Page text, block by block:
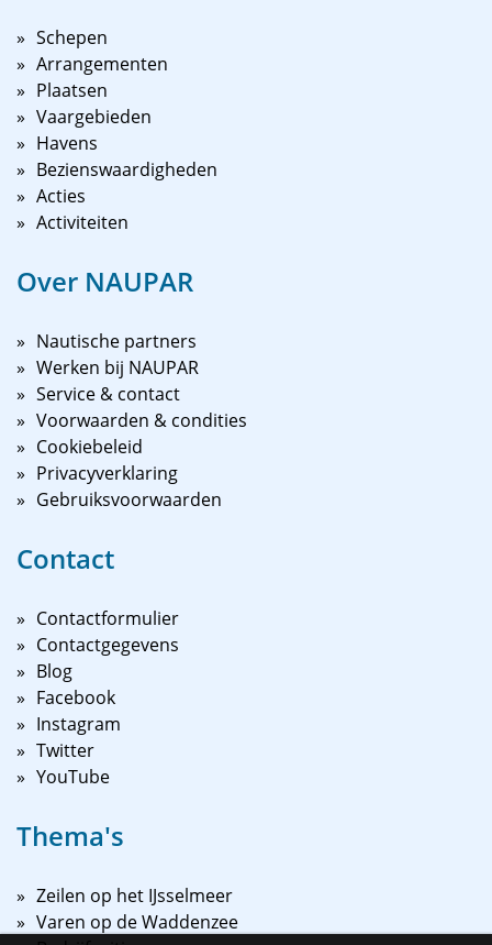
Schepen
Arrangementen
Plaatsen
Vaargebieden
Havens
Bezienswaardigheden
Acties
Activiteiten
Over NAUPAR
Nautische partners
Werken bij NAUPAR
Service & contact
Voorwaarden & condities
Cookiebeleid
Privacyverklaring
Gebruiksvoorwaarden
Contact
Contactformulier
Contactgegevens
Blog
Facebook
Instagram
Twitter
YouTube
Thema's
Zeilen op het IJsselmeer
Varen op de Waddenzee